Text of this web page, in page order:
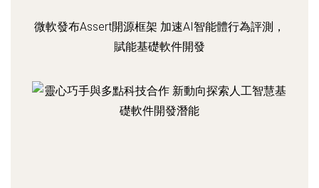
微軟發布Assert開源框架 加速AI智能體行為評測，
賦能基礎軟件開發